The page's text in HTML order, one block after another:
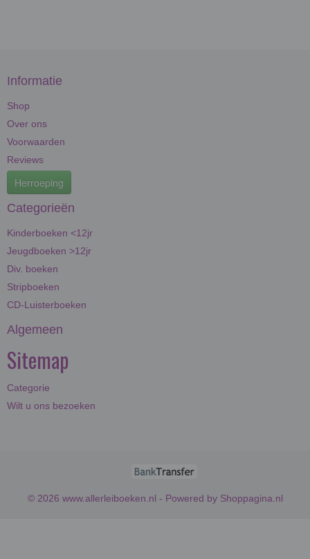
Informatie
Shop
Over ons
Voorwaarden
Reviews
Herroeping
Categorieën
Kinderboeken <12jr
Jeugdboeken >12jr
Div. boeken
Stripboeken
CD-Luisterboeken
Algemeen
Sitemap
Categorie
Wilt u ons bezoeken
© 2026 www.allerleiboeken.nl - Powered by Shoppagina.nl